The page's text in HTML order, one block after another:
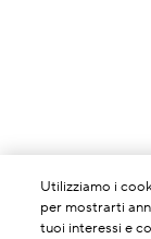
Utilizziamo i
per mostrarti
tuoi interessi e